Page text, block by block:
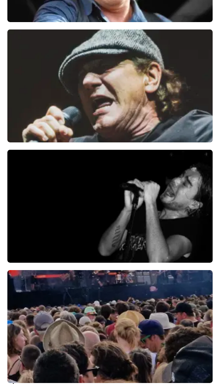
Bruce Springsteen
831+reviews
BEKIJKEN
Kane
253+ reviews
BEKIJKEN